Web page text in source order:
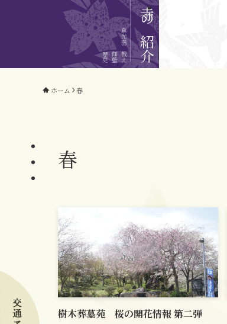
寺の紹介
真光寺の教え
伽藍
歴史
ホーム 春
春
樹木葬墓苑 桜の開花情報 第二弾